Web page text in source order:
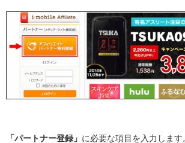
「パートナー登録」 に必要な項目を入力します